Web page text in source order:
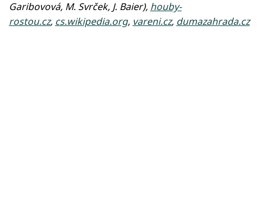
Garibovová, M. Svrček, J. Baier), houby-
rostou.cz, cs.wikipedia.org, vareni.cz, dumazahrada.cz